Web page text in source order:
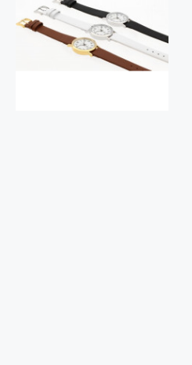
Bižutéria
Koža